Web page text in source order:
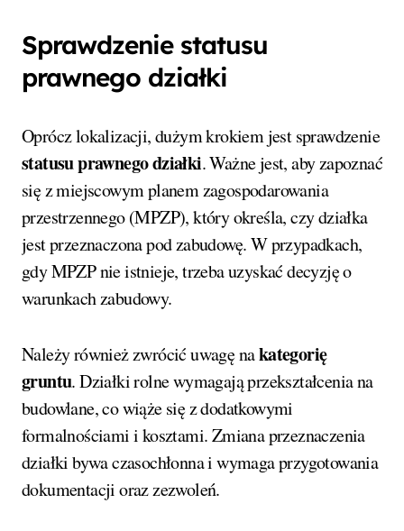
Sprawdzenie statusu
prawnego działki
Oprócz lokalizacji, dużym krokiem jest sprawdzenie
statusu prawnego działki. Ważne jest, aby zapoznać
się z miejscowym planem zagospodarowania
przestrzennego (MPZP), który określa, czy działka
jest przeznaczona pod zabudowę. W przypadkach,
gdy MPZP nie istnieje, trzeba uzyskać decyzję o
warunkach zabudowy.
Należy również zwrócić uwagę nakategorię
gruntu. Działki rolne wymagają przekształcenia na
budowlane, co wiąże się z dodatkowymi
formalnościami i kosztami. Zmiana przeznaczenia
działki bywa czasochłonna i wymaga przygotowania
dokumentacji oraz zezwoleń.